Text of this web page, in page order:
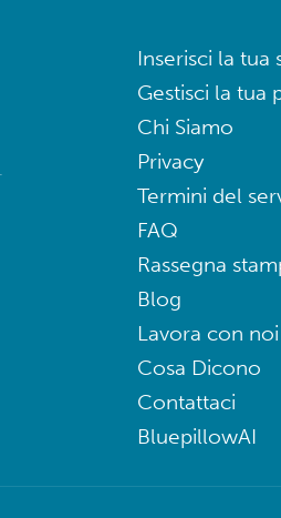
Inserisci la tua
Gestisci la tua
Chi Siamo
Privacy
Termini del
FAQ
Rassegna
Blog
Lavora con noi
Cosa Dicono
Contattaci
BluepillowAI